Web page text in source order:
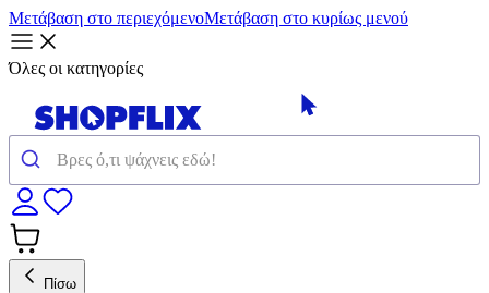
Μετάβαση στο περιεχόμενοΜετάβαση στο κυρίως μενού
Όλες οι κατηγορίες
Πίσω